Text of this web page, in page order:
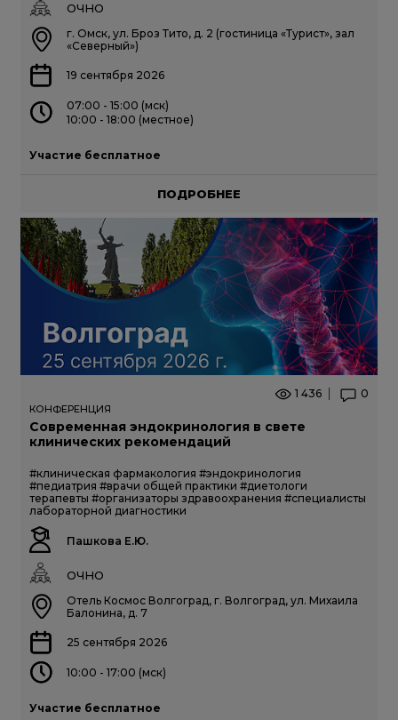
ОЧНО
г. Омск, ул. Броз Тито, д. 2 (гостиница «Турист», зал
«Северный»)
19 сентября 2026
07:00 - 15:00 (мск)
10:00 - 18:00 (местное)
Участие бесплатное
ПОДРОБНЕЕ
1 436 0
КОНФЕРЕНЦИЯ
Современная эндокринология в свете
клинических рекомендаций
#клиническая фармакология #эндокринология
#педиатрия #врачи общей практики #диетологи
терапевты #организаторы здравоохранения #специалисты
лабораторной диагностики
Пашкова Е.Ю.
ОЧНО
Отель Космос Волгоград, г. Волгоград, ул. Михаила
Балонина, д. 7
25 сентября 2026
10:00 - 17:00 (мск)
Участие бесплатное